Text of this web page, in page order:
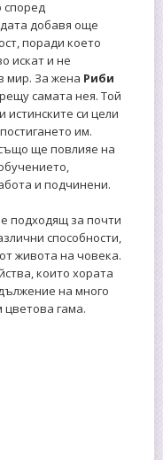
според
добавя още
поради което
искат и не
мир. За жена Риби
самата нея. Той
си цели
им.
ще повлияе на
и подчинени.
подходящ за почти
способности,
живота на човека.
които хората
на много
цветова гама.